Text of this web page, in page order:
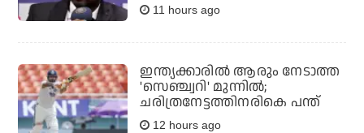
11 hours ago
ഇന്ത്യക്കാരില്‍ ആരും നേടാത്ത
'സെഞ്ച്വറി' മുന്നില്‍;
ചരിത്രനേട്ടത്തിനരികെ പന്ത്
12 hours ago